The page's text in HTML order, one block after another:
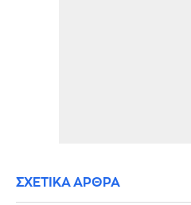
ΣΧΕΤΙΚΑ ΑΡΘΡΑ